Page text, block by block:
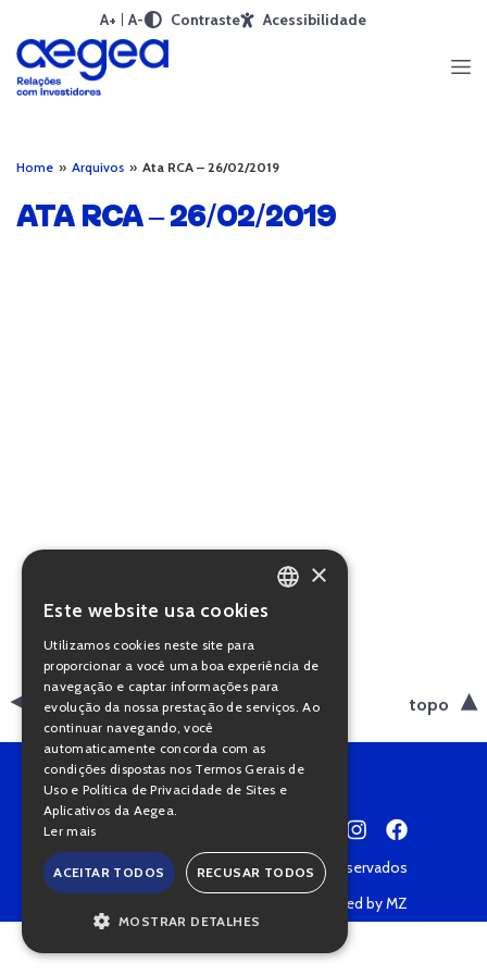
A+ A- Contraste Acessibilidade
Home » Arquivos » Ata RCA – 26/02/2019
ATA RCA – 26/02/2019
voltar topo
Copyright © 2022 • Todos os direitos reservados
Powered by MZ
PORTUGUESE
×
Este website usa cookies
Utilizamos cookies neste site para
proporcionar a você uma boa experiência de
navegação e captar informações para
evolução da nossa prestação de serviços. Ao
continuar navegando, você
automaticamente concorda com as
condições dispostas nos Termos Gerais de
Uso e Política de Privacidade de Sites e
Aplicativos da Aegea.
Ler mais
ACEITAR TODOS RECUSAR TODOS
MOSTRAR DETALHES